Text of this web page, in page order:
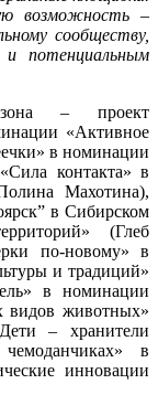
возможность –
сообществу,
и потенциальным
– проект
«Активное
в номинации
контакта» в
Махотина),
в Сибирском
(Глеб
по-новому» в
и традиций»
в номинации
видов животных»
– хранители
в
инновации